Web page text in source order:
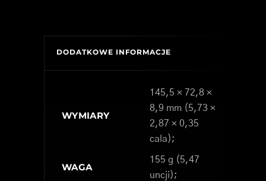
DODATKOWE INFORMACJE
WYMIARY
145,5 × 72,8 ×
8,9 mm (5,73 ×
2,87 × 0,35
cala);
WAGA
155 g (5,47
uncji);